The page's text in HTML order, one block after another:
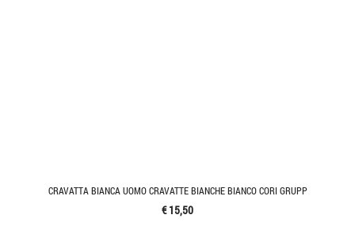
CRAVATTA BIANCA UOMO CRAVATTE BIANCHE BIANCO CORI GRUPP
€ 15,50